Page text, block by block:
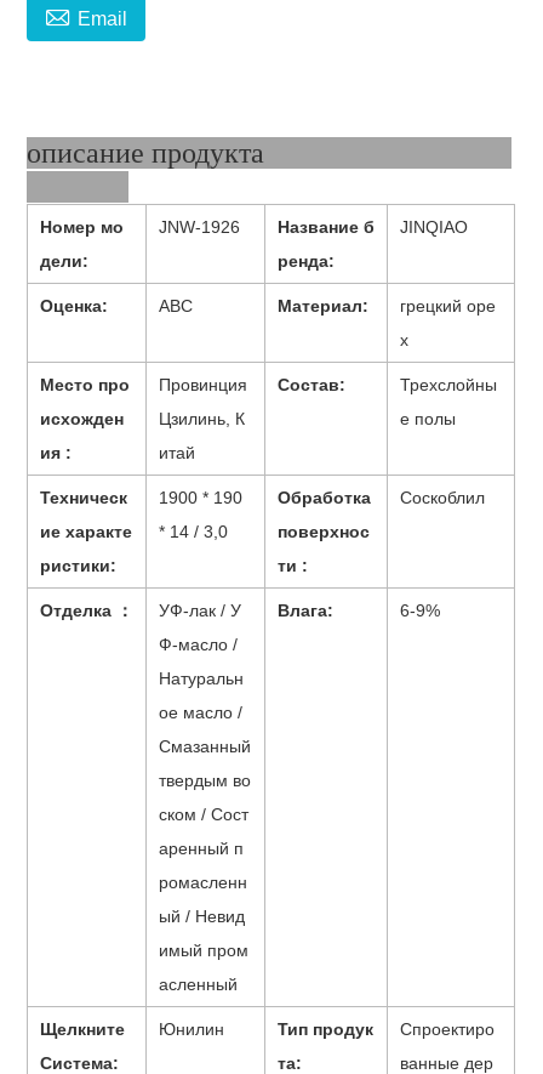
 Email
описание продукта
Номер мо
дели:
JNW-1926
Название б
ренда:
JINQIAO
Оценка: ABC Материал:
грецкий оре
х
Место про
исхожден
ия :
Провинция
Цзилинь, К
итай
Состав:
Трехслойны
е полы
Техническ
ие характе
ристики:
1900 * 190
* 14 / 3,0
Обработка
поверхнос
ти :
Соскоблил
Отделка ：
УФ-лак / У
Ф-масло /
Натуральн
ое масло /
Смазанный
твердым во
ском / Сост
аренный п
ромасленн
ый / Невид
имый пром
асленный
Влага: 6-9%
Щелкните
Система:
Юнилин
Тип продук
та:
Спроектиро
ванные дер